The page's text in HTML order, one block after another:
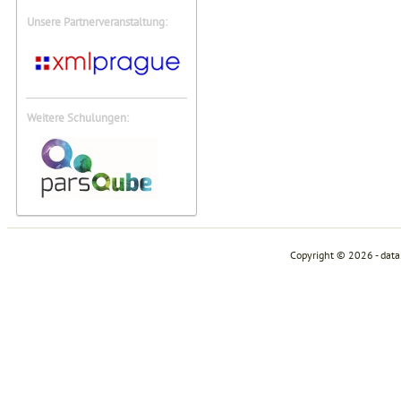
Unsere Partnerveranstaltung:
Weitere Schulungen:
Copyright © 2026 -